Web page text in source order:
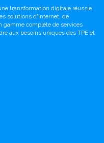
transformation digitale réussie.
solutions d'internet, de
gamme complète de services
aux besoins uniques des TPE et